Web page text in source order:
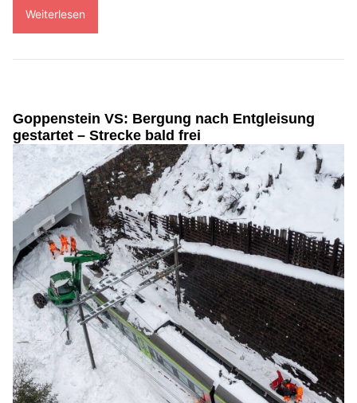
Weiterlesen
Goppenstein VS: Bergung nach Entgleisung
gestartet – Strecke bald frei